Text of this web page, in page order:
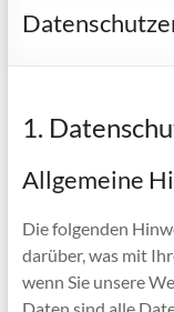
1.
Allgemeine
Die folgenden
darüber, was mit
wenn Sie unsere